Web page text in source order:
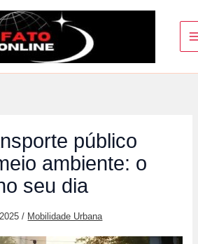
público
ambiente: o
seu dia
/ Mobilidade Urbana